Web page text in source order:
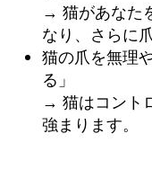
→ 猫があなた
なり、さらに
猫の爪を無理
る」
→ 猫はコント
強まります。